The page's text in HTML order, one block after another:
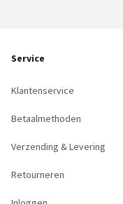
Service
Klantenservice
Betaalmethoden
Verzending & Levering
Retourneren